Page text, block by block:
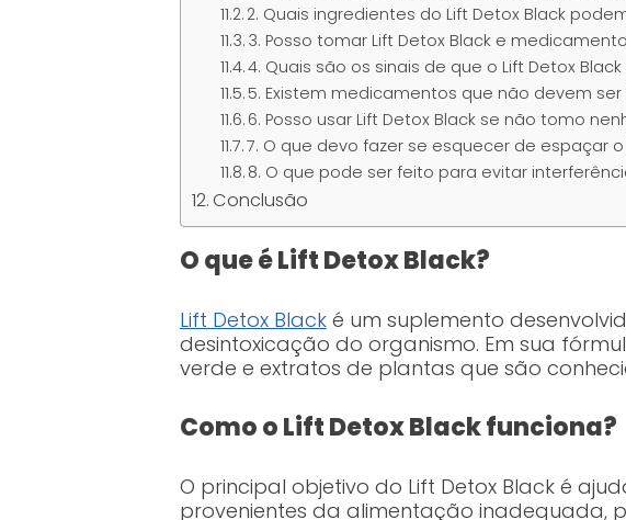
2. Quais ingredientes do Lift Detox Black
3. Posso tomar Lift Detox Black e
4. Quais são os sinais de que o Lift Detox
5. Existem medicamentos que não devem
6. Posso usar Lift Detox Black se não tomo
7. O que devo fazer se esquecer de espaçar
8. O que pode ser feito para evitar
Conclusão
O que é Lift Detox Black?
Lift Detox Blacké um suplemento
desintoxicação do organismo. Em sua
verde e extratos de plantas que são
Como o Lift Detox Black funciona?
O principal objetivo do Lift Detox Black é
provenientes da alimentação inadequada,